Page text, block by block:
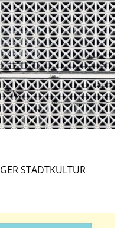
STADTKULTUR